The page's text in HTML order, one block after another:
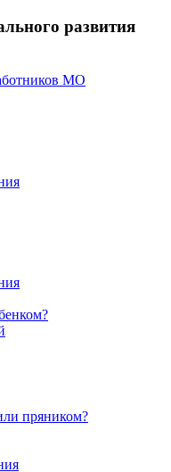
развития
МО
пряником?